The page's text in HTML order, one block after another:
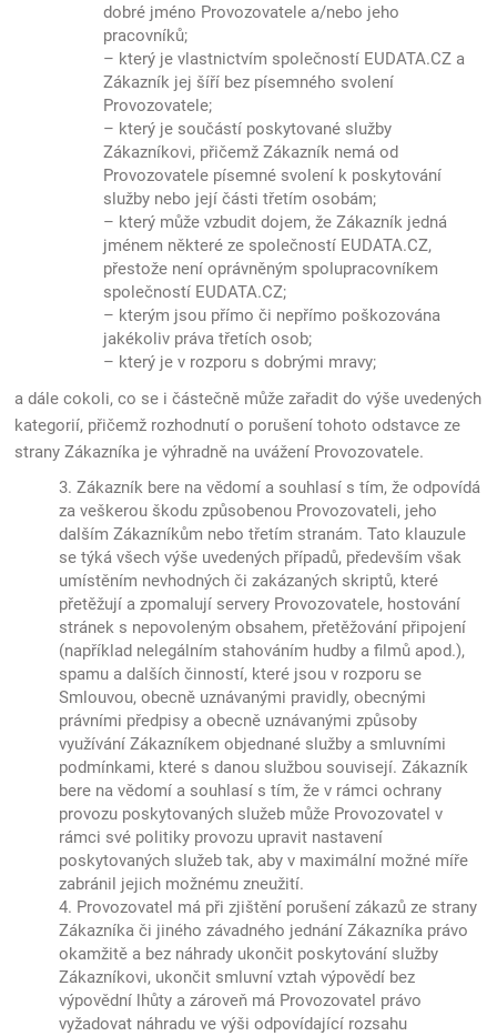
dobré jméno Provozovatele a/nebo jeho
pracovníků;
– který je vlastnictvím společností EUDATA.CZ a
Zákazník jej šíří bez písemného svolení
Provozovatele;
– který je součástí poskytované služby
Zákazníkovi, přičemž Zákazník nemá od
Provozovatele písemné svolení k poskytování
služby nebo její části třetím osobám;
– který může vzbudit dojem, že Zákazník jedná
jménem některé ze společností EUDATA.CZ,
přestože není oprávněným spolupracovníkem
společností EUDATA.CZ;
– kterým jsou přímo či nepřímo poškozována
jakékoliv práva třetích osob;
– který je v rozporu s dobrými mravy;
a dále cokoli, co se i částečně může zařadit do výše uvedených
kategorií, přičemž rozhodnutí o porušení tohoto odstavce ze
strany Zákazníka je výhradně na uvážení Provozovatele.
3. Zákazník bere na vědomí a souhlasí s tím, že odpovídá
za veškerou škodu způsobenou Provozovateli, jeho
dalším Zákazníkům nebo třetím stranám. Tato klauzule
se týká všech výše uvedených případů, především však
umístěním nevhodných či zakázaných skriptů, které
přetěžují a zpomalují servery Provozovatele, hostování
stránek s nepovoleným obsahem, přetěžování připojení
(například nelegálním stahováním hudby a filmů apod.),
spamu a dalších činností, které jsou v rozporu se
Smlouvou, obecně uznávanými pravidly, obecnými
právními předpisy a obecně uznávanými způsoby
využívání Zákazníkem objednané služby a smluvními
podmínkami, které s danou službou souvisejí. Zákazník
bere na vědomí a souhlasí s tím, že v rámci ochrany
provozu poskytovaných služeb může Provozovatel v
rámci své politiky provozu upravit nastavení
poskytovaných služeb tak, aby v maximální možné míře
zabránil jejich možnému zneužití.
4. Provozovatel má při zjištění porušení zákazů ze strany
Zákazníka či jiného závadného jednání Zákazníka právo
okamžitě a bez náhrady ukončit poskytování služby
Zákazníkovi, ukončit smluvní vztah výpovědí bez
výpovědní lhůty a zároveň má Provozovatel právo
vyžadovat náhradu ve výši odpovídající rozsahu